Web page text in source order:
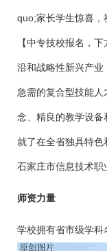
quo;家长学生惊喜，
【中专技校报名，
沿和战略性新兴产
急需的复合型技能
念、精良的教学设
就了在全省独具特
石家庄市信息技术职
师资力量
学校拥有省市级学